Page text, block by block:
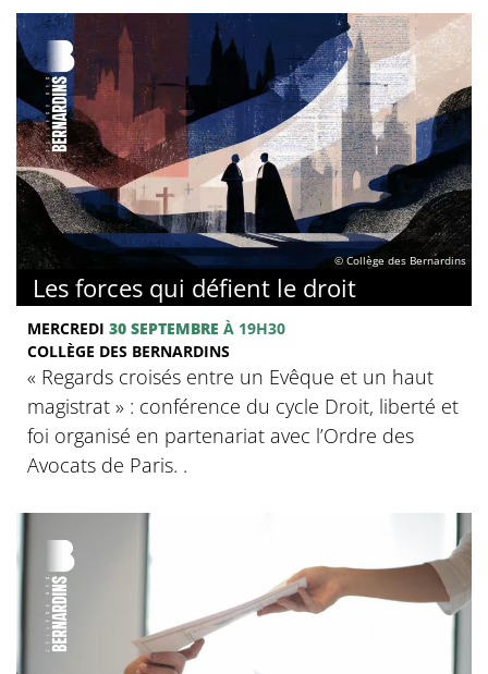
© Collège des Bernardins
Les forces qui défient le droit
MERCREDI 30 SEPTEMBRE À 19H30
COLLÈGE DES BERNARDINS
« Regards croisés entre un Evêque et un haut
magistrat » : conférence du cycle Droit, liberté et
foi organisé en partenariat avec l’Ordre des
Avocats de Paris. .